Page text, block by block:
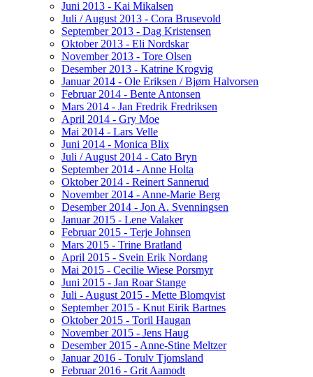
Juni 2013 - Kai Mikalsen
Juli / August 2013 - Cora Brusevold
September 2013 - Dag Kristensen
Oktober 2013 - Eli Nordskar
November 2013 - Tore Olsen
Desember 2013 - Katrine Krogvig
Januar 2014 - Ole Eriksen / Bjørn Halvorsen
Februar 2014 - Bente Antonsen
Mars 2014 - Jan Fredrik Fredriksen
April 2014 - Gry Moe
Mai 2014 - Lars Velle
Juni 2014 - Monica Blix
Juli / August 2014 - Cato Bryn
September 2014 - Anne Holta
Oktober 2014 - Reinert Sannerud
November 2014 - Anne-Marie Berg
Desember 2014 - Jon A. Svenningsen
Januar 2015 - Lene Valaker
Februar 2015 - Terje Johnsen
Mars 2015 - Trine Bratland
April 2015 - Svein Erik Nordang
Mai 2015 - Cecilie Wiese Porsmyr
Juni 2015 - Jan Roar Stange
Juli - August 2015 - Mette Blomqvist
September 2015 - Knut Eirik Bartnes
Oktober 2015 - Toril Haugan
November 2015 - Jens Haug
Desember 2015 - Anne-Stine Meltzer
Januar 2016 - Torulv Tjomsland
Februar 2016 - Grit Aamodt